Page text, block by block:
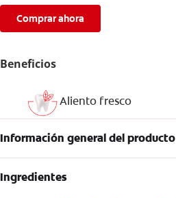
Comprar ahora
Beneficios
Aliento fresco
Información general del producto
Ingredientes